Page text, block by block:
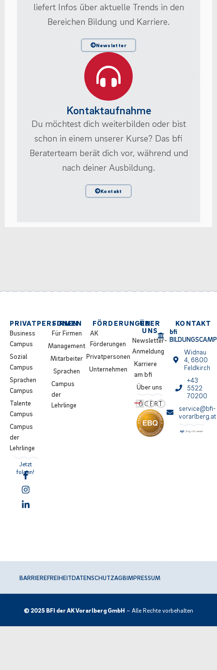
liefert Infos über aktuelle Trends in den
Bereichen Bildung und Karriere.
Newsletter
Kontaktaufnahme
Du möchtest dich weiterbilden oder bist
schon in einem unserer Kurse? Das bfi
Beraterteam berät dich vor, während und
nach deiner Ausbildung.
Kontakt
PRIVATPERSONEN
Business
Campus
Sozial
Campus
Sprachen
Campus
Talente
Campus
Campus
der
Lehrlinge
Jetzt
folgen!
FIRMEN
Für Firmen
Management
Mitarbeiter
Sprachen
Campus
der
Lehrlinge
FÖRDERUNGEN
AK
Förderungen
Privatpersonen
Unternehmen
ÜBER
UNS
Newsletter-
Anmeldung
Karriere
am bfi
Über uns
KONTAKT
bfi
Widnau
4, 6800
Feldkirch
+43
5522
70200
service@bfi-
vorarlberg.at
BARRIEREFREIHEITDATENSCHUTZAGBIMPRESSUM
© 2025 BFI der AK Vorarlberg GmbH – Alle Rechte vorbehalten